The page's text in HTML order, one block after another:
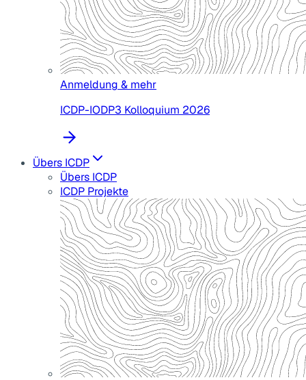
Anmeldung & mehr
ICDP-IODP3 Kolloquium 2026
Übers ICDP
Übers ICDP
ICDP Projekte